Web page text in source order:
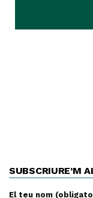
SUBSCRIURE’M
El teu nom